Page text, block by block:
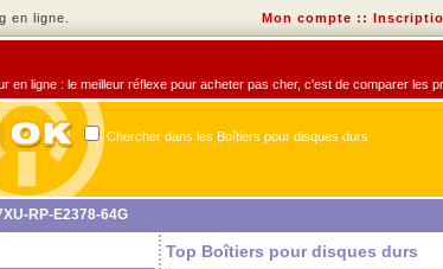
en ligne. Mon compte ::
en ligne : le meilleur réflexe pour acheter pas cher, c'est de comparer les
Chercher dans les Boîtiers pour disques durs
RP-E2378-64G
Top Boîtiers pour disques durs